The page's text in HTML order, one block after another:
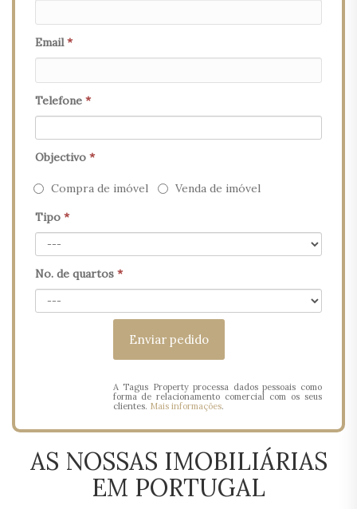
Email*
Telefone *
Objectivo *
Compra de imóvel
Venda de imóvel
Tipo *
No. de quartos *
A Tagus Property processa dados pessoais como
forma de relacionamento comercial com os seus
clientes. Mais informações.
AS NOSSAS IMOBILIÁRIAS
EM PORTUGAL